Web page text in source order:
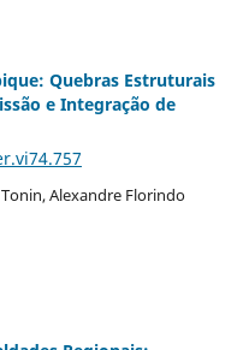
Quebras Estruturais
e Integração de
Alexandre Florindo